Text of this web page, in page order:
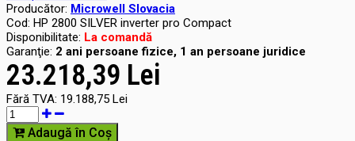
Producător: Microwell Slovacia
Cod: HP 2800 SILVER inverter pro Compact
Disponibilitate: La comandă
Garanţie: 2 ani persoane fizice, 1 an persoane juridice
23.218,39 Lei
Fără TVA: 19.188,75 Lei
Adaugă în Coş